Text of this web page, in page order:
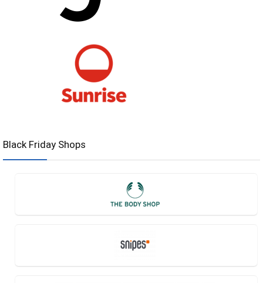
Black Friday Shops